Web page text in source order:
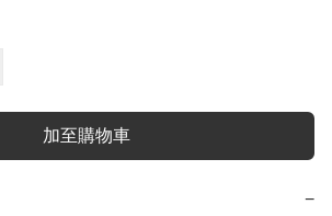
加至購物車
−